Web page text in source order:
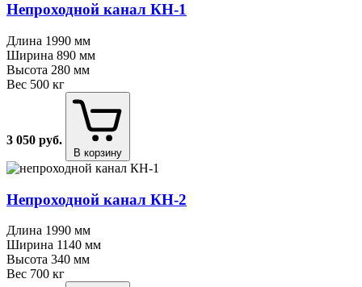
Непроходной канал КН⁠-⁠1
Длина 1990 мм
Ширина 890 мм
Высота 280 мм
Вес 500 кг
3 050 руб.
В корзину
Непроходной канал КН⁠-⁠2
Длина 1990 мм
Ширина 1140 мм
Высота 340 мм
Вес 700 кг